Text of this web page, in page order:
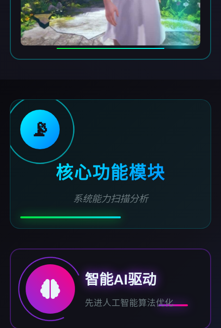
📡
核心功能模块
系统能力扫描分析
智能AI驱动
先进人工智能算法优化